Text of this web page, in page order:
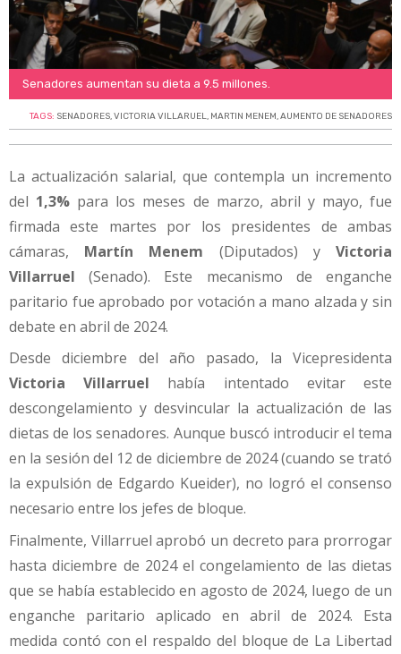
Senadores aumentan su dieta a 9.5 millones.
TAGS: SENADORES,VICTORIA VILLARUEL, MARTIN MENEM,AUMENTO DE SENADORES
La actualización salarial, que contempla un incremento
del 1,3% para los meses de marzo, abril y mayo, fue
firmada este martes por los presidentes de ambas
cámaras, Martín Menem (Diputados) yVictoria
Villarruel (Senado). Este mecanismo de enganche
paritario fue aprobado por votación a mano alzada y sin
debate en abril de 2024.
Desde diciembre del año pasado, la Vicepresidenta
Victoria Villarruel había intentado evitar este
descongelamiento y desvincular la actualización de las
dietas de los senadores. Aunque buscó introducir el tema
en la sesión del 12 de diciembre de 2024 (cuando se trató
la expulsión de Edgardo Kueider), no logró el consenso
necesario entre los jefes de bloque.
Finalmente, Villarruel aprobó un decreto para prorrogar
hasta diciembre de 2024 el congelamiento de las dietas
que se había establecido en agosto de 2024, luego de un
enganche paritario aplicado en abril de 2024. Esta
medida contó con el respaldo del bloque de La Libertad